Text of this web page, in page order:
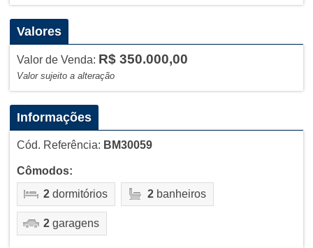
Valores
Valor de Venda: R$ 350.000,00
Valor sujeito a alteração
Informações
Cód. Referência: BM30059
Cômodos:
2dormitórios 2banheiros
2garagens